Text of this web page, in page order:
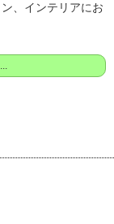
、インテリアにお